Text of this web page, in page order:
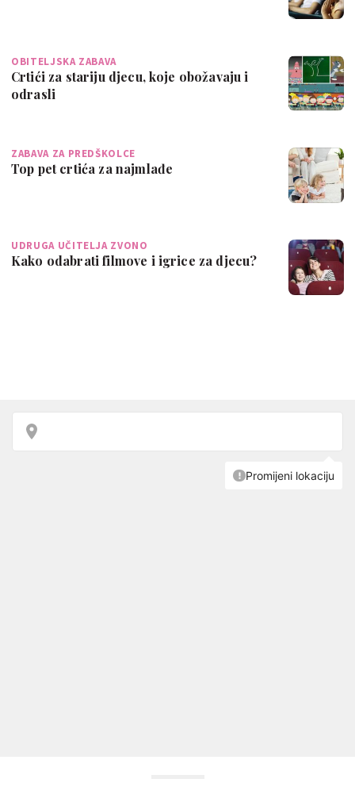
OBITELJSKA ZABAVA
Crtići za stariju djecu, koje obožavaju i
odrasli
ZABAVA ZA PREDŠKOLCE
Top pet crtića za najmlađe
UDRUGA UČITELJA ZVONO
Kako odabrati filmove i igrice za djecu?